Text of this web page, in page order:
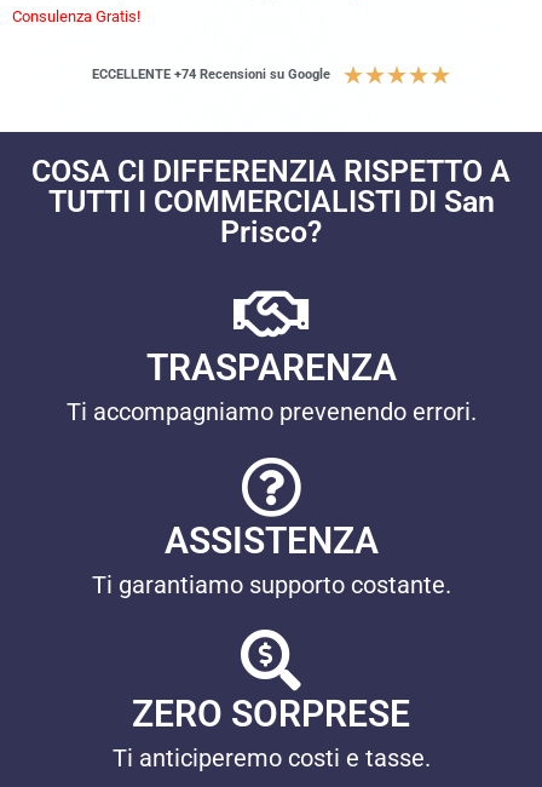
Consulenza Gratis!
ECCELLENTE +74 Recensioni su Google ★★★★★
COSA CI DIFFERENZIA RISPETTO A
TUTTI I COMMERCIALISTI DI San
Prisco?
TRASPARENZA
Ti accompagniamo prevenendo errori.
ASSISTENZA
Ti garantiamo supporto costante.
ZERO SORPRESE
Ti anticiperemo costi e tasse.